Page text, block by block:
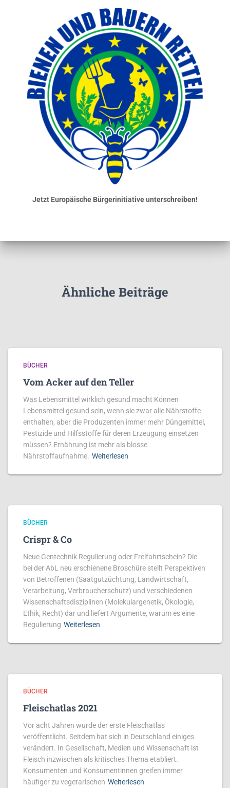
Jetzt Europäische Bürgerinitiative unterschreiben!
Ähnliche Beiträge
BÜCHER
Vom Acker auf den Teller
Was Lebensmittel wirklich gesund macht Können
Lebensmittel gesund sein, wenn sie zwar alle Nährstoffe
enthalten, aber die Produzenten immer mehr Düngemittel,
Pestizide und Hilfsstoffe für deren Erzeugung einsetzen
müssen? Ernährung ist mehr als blosse
Nährstoffaufnahme. Weiterlesen
BÜCHER
Crispr & Co
Neue Gentechnik Regulierung oder Freifahrtschein? Die
bei der AbL neu erschienene Broschüre stellt Perspektiven
von Betroffenen (Saatgutzüch­tung, Land­­wirt­schaft,
Verarbeitung, Ver­braucher­schutz) und verschiedenen
Wis­sen­­schafts­disziplinen (Molekular­ge­netik, Ökolo­gie,
Ethik, Recht) dar und liefert Argumente, warum es eine
Regulierung Weiterlesen
BÜCHER
Fleischatlas 2021
Vor acht Jahren wurde der erste Fleischatlas
veröffentlicht. Seitdem hat sich in Deutschland einiges
verändert. In Gesellschaft, Medien und Wissenschaft ist
Fleisch inzwischen als kritisches Thema etabliert.
Konsumenten und Konsumentinnen greifen immer
häufiger zu vegetarischen Weiterlesen